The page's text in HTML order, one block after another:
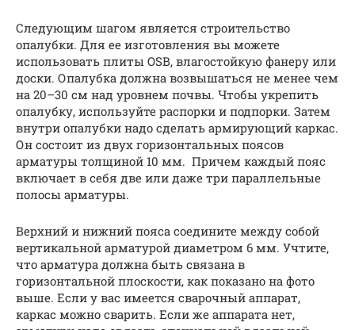
Следующим шагом является строительство
опалубки. Для ее изготовления вы можете
использовать плиты OSB, влагостойкую фанеру или
доски. Опалубка должна возвышаться не менее чем
на 20–30 см над уровнем почвы. Чтобы укрепить
опалубку, используйте распорки и подпорки. Затем
внутри опалубки надо сделать армирующий каркас.
Он состоит из двух горизонтальных поясов
арматуры толщиной 10 мм. Причем каждый пояс
включает в себя две или даже три параллельные
полосы арматуры.
Верхний и нижний пояса соедините между собой
вертикальной арматурой диаметром 6 мм. Учтите,
что арматура должна быть связана в
горизонтальной плоскости, как показано на фото
выше. Если у вас имеется сварочный аппарат,
каркас можно сварить. Если же аппарата нет,